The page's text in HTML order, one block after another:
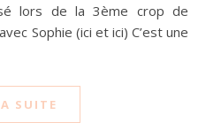
lors de la 3ème crop de
Sophie (ici et ici) C’est une
SUITE